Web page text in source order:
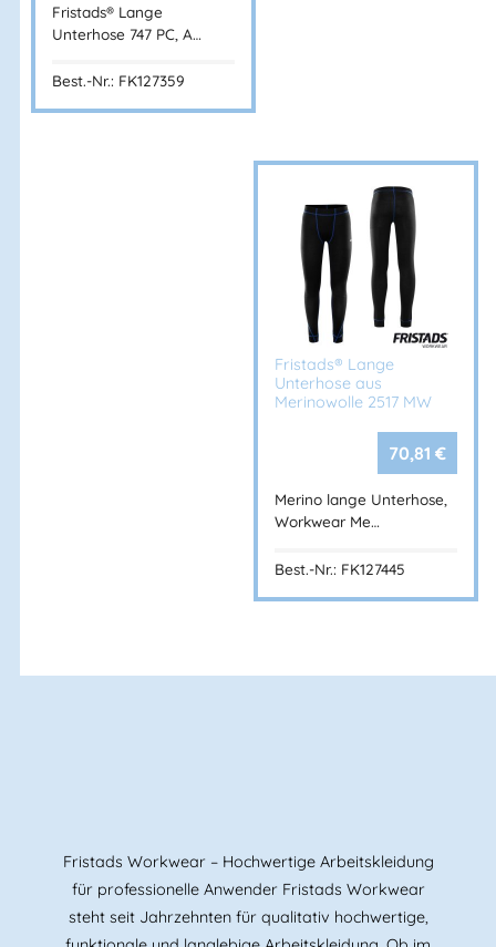
Fristads® Lange
Unterhose 747 PC, A…
Best.-Nr.: FK127359
Fristads® Lange
Unterhose aus
Merinowolle 2517 MW
70,81 €
Merino lange Unterhose,
Workwear Me…
Best.-Nr.: FK127445
BANNENBERG
Fristads Workwear – Hochwertige Arbeitskleidung
für professionelle Anwender Fristads Workwear
steht seit Jahrzehnten für qualitativ hochwertige,